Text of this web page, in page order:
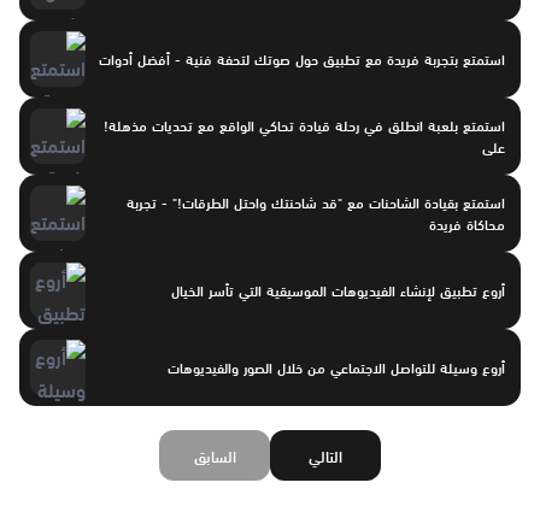
استمتع بتجربة فريدة مع تطبيق حول صوتك لتحفة فنية - أفضل أدوات
استمتع بلعبة انطلق في رحلة قيادة تحاكي الواقع مع تحديات مذهلة!
على
استمتع بقيادة الشاحنات مع "قد شاحنتك واحتل الطرقات!" - تجربة
محاكاة فريدة
أروع تطبيق لإنشاء الفيديوهات الموسيقية التي تأسر الخيال
أروع وسيلة للتواصل الاجتماعي من خلال الصور والفيديوهات
السابق التالي